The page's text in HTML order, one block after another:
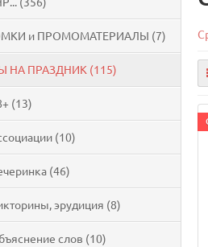
и ПРОМОМАТЕРИАЛЫ (7)
НА ПРАЗДНИК (115)
(13)
(10)
(46)
эрудиция (8)
слов (10)